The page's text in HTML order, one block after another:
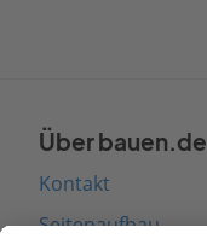
Über bauen.de
Kontakt
Seitenaufbau